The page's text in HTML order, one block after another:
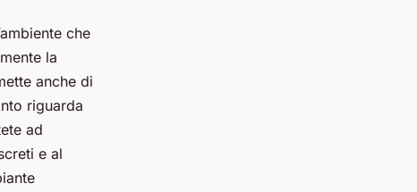
che
la
anche di
riguarda
ad
e al